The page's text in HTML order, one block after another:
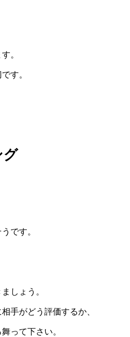
。
す。
です。
しょう。
手がどう評価するか、
って下さい。